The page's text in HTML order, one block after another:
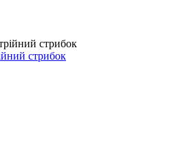
стрибок